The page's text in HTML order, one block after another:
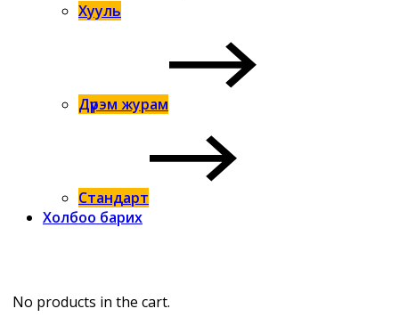
Хууль
Дүрэм журам
Стандарт
Холбоо барих
No products in the cart.